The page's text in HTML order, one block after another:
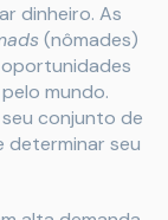
dinheiro. As
(nômades)
oportunidades
mundo.
conjunto de
determinar seu